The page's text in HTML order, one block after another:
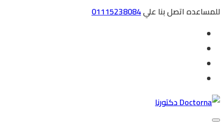
للمساعده اتصل بنا علي01115238084